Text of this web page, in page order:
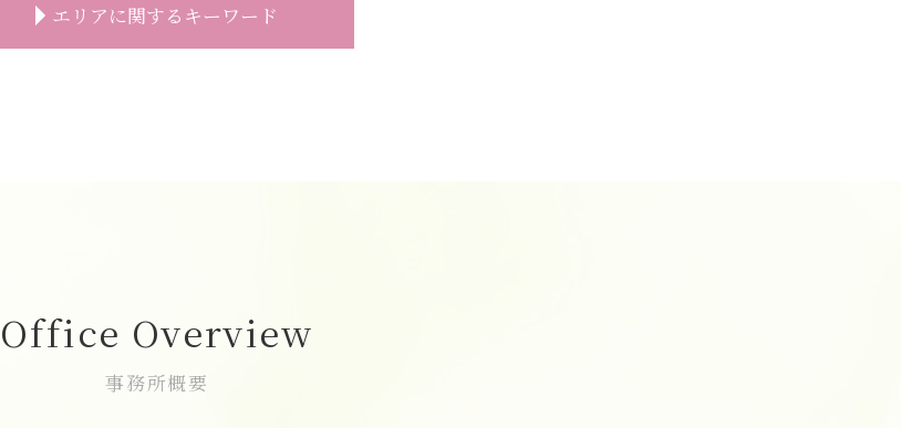
家族葬 時間
家族葬 注意点
家族葬 お花
家族葬とは 会社
エリアに関するキーワード
家族葬 費用 新座市
直葬 新座市
葬儀の事前相談 朝霞市
Office Overview
事務所概要